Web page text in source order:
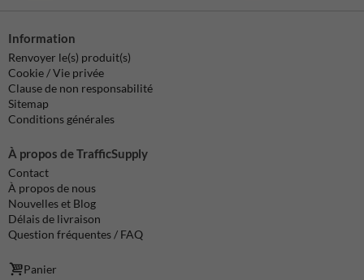
Information
Renvoyer le(s) produit(s)
Cookie / Vie privée
Clause de non responsabilité
Sitemap
Conditions générales
À propos de TrafficSupply
Contact
À propos de nous
Nouvelles et Blog
Délais de livraison
Question fréquentes / FAQ
Panier